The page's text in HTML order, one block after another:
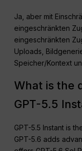
Ja, aber mit
eingeschränkten
eingeschränkten
Uploads,
Speicher/Kontext
What is the
GPT-5.5
GPT-5.5 Instant is
GPT-5.6 adds